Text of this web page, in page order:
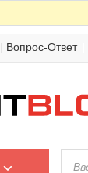
Вопрос-Ответ